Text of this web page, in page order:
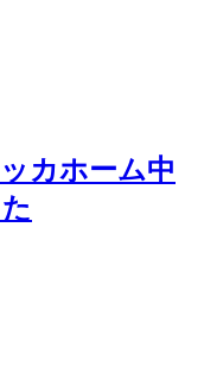
カホーム中